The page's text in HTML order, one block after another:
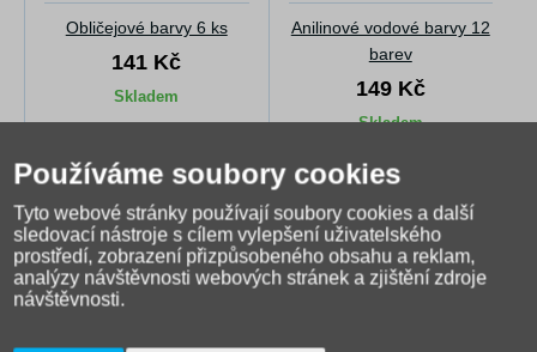
Obličejové barvy 6 ks
141 Kč
Skladem
Anilinové vodové barvy 12
barev
149 Kč
Skladem
Používáme soubory cookies
Tyto webové stránky používají soubory cookies a další
sledovací nástroje s cílem vylepšení uživatelského
prostředí, zobrazení přizpůsobeného obsahu a reklam,
analýzy návštěvnosti webových stránek a zjištění zdroje
návštěvnosti.